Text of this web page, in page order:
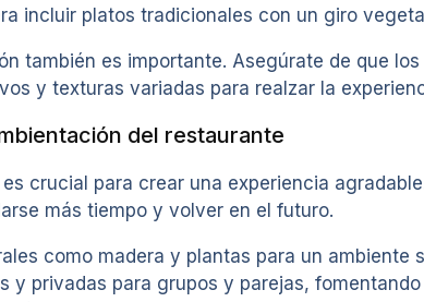
incluir platos tradicionales con un giro
también es importante. Asegúrate de que
y texturas variadas para realzar la
del restaurante
crucial para crear una experiencia
más tiempo y volver en el futuro.
como madera y plantas para un ambiente
y privadas para grupos y parejas,